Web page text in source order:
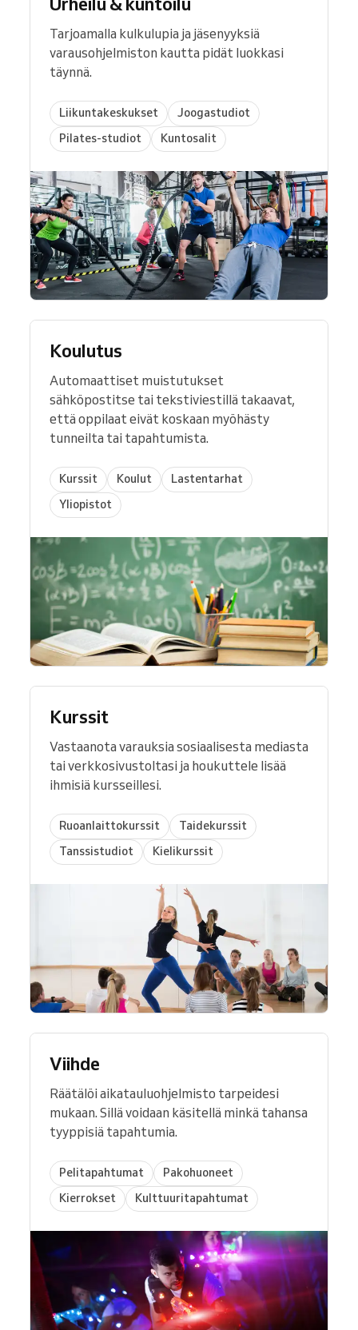
Tarjoamalla kulkulupia ja jäsenyyksiä
varausohjelmiston kautta pidät luokkasi
täynnä.
Liikuntakeskukset
Joogastudiot
Pilates-studiot
Kuntosalit
Koulutus
Automaattiset muistutukset
sähköpostitse tai tekstiviestillä takaavat,
että oppilaat eivät koskaan myöhästy
tunneilta tai tapahtumista.
Kurssit Koulut
Lastentarhat
Yliopistot
Kurssit
Vastaanota varauksia sosiaalisesta mediasta
tai verkkosivustoltasi ja houkuttele lisää
ihmisiä kursseillesi.
Ruoanlaittokurssit
Taidekurssit
Tanssistudiot
Kielikurssit
Viihde
Räätälöi aikatauluohjelmisto tarpeidesi
mukaan. Sillä voidaan käsitellä minkä tahansa
tyyppisiä tapahtumia.
Pelitapahtumat
Pakohuoneet
Kierrokset
Kulttuuritapahtumat